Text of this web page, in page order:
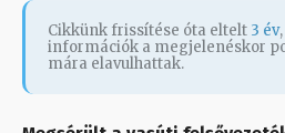
Cikkünk frissítése óta eltelt 3 év
információk a megjelenéskor
mára elavulhattak.